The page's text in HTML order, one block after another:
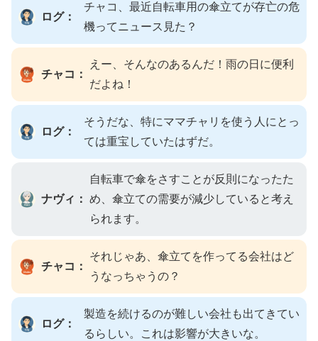
ログ：
チャコ、最近自転車用の傘立てが存亡の危
機ってニュース見た？
チャコ：
えー、そんなのあるんだ！雨の日に便利
だよね！
ログ：
そうだな、特にママチャリを使う人にとっ
ては重宝していたはずだ。
ナヴィ：
自転車で傘をさすことが反則になったた
め、傘立ての需要が減少していると考え
られます。
チャコ：
それじゃあ、傘立てを作ってる会社はど
うなっちゃうの？
ログ：
製造を続けるのが難しい会社も出てきてい
るらしい。これは影響が大きいな。